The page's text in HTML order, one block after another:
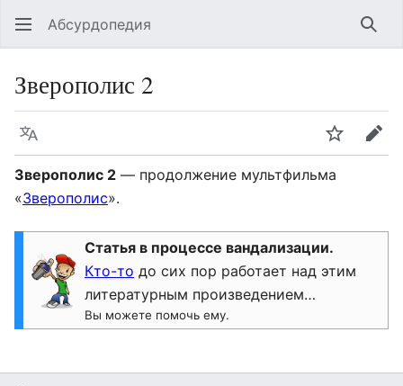
Абсурдопедия
Зверополис 2
Язык
Зверополис 2 — продолжение мультфильма
«Зверополис».
Статья в процессе вандализации.
Кто-то до сих пор работает над этим
литературным произведением…
Вы можете помочь ему.